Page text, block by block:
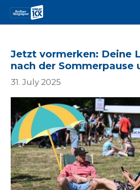
Jetzt vormerken: Deine
nach der Sommerpause
31. July 2025